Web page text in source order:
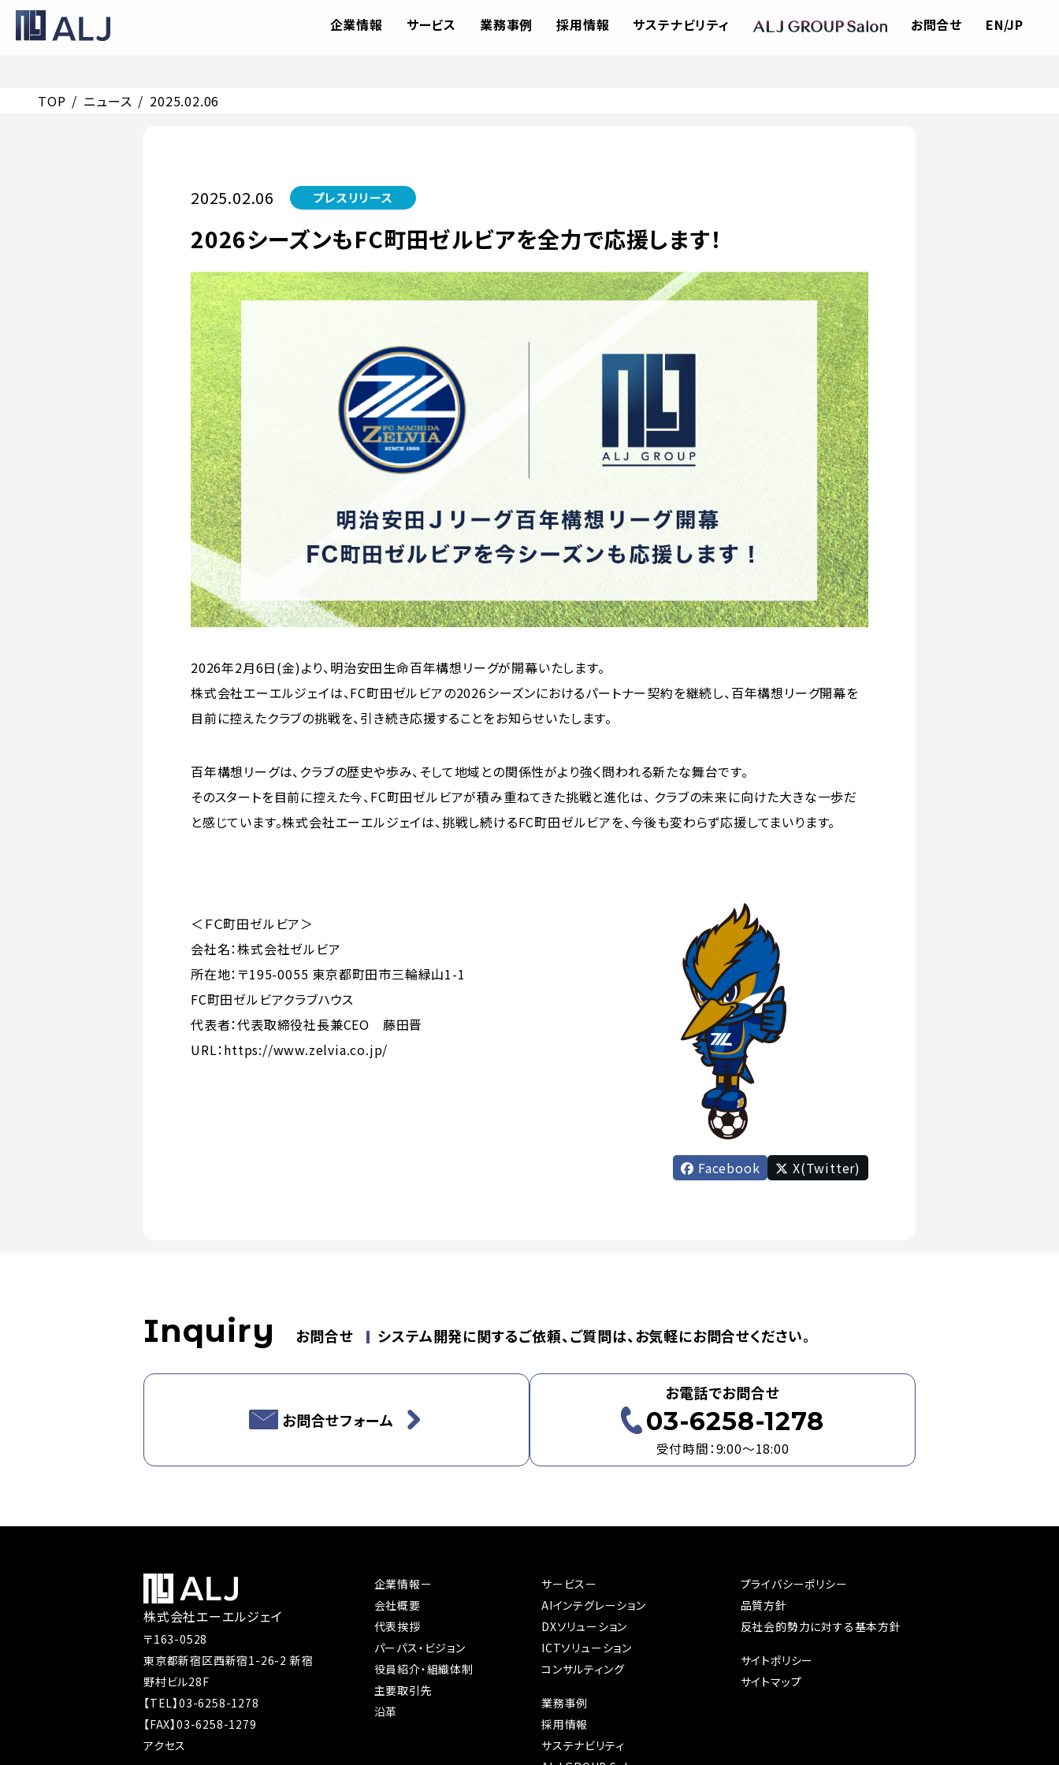
企業情報 サービス 業務事例 採用情報 サステナビリティ お問合せ EN/JP
TOP ニュース 2025.02.06
2025.02.06 プレスリリース
2026シーズンもFC町田ゼルビアを全力で応援します！
2026年2月6日(金)より、明治安田生命百年構想リーグが開幕いたします。
株式会社エーエルジェイは、FC町田ゼルビアの2026シーズンにおけるパートナー契約を継続し、百年構想リーグ開幕を
目前に控えたクラブの挑戦を、引き続き応援することをお知らせいたします。
百年構想リーグは、クラブの歴史や歩み、そして地域との関係性がより強く問われる新たな舞台です。
そのスタートを目前に控えた今、FC町田ゼルビアが積み重ねてきた挑戦と進化は、 クラブの未来に向けた大きな一歩だ
と感じています。株式会社エーエルジェイは、挑戦し続けるFC町田ゼルビアを、今後も変わらず応援してまいります。
＜ＦＣ町田ゼルビア＞
会社名：株式会社ゼルビア
所在地：〒195-0055 東京都町田市三輪緑山1-1
FC町田ゼルビアクラブハウス
代表者：代表取締役社長兼CEO 藤田晋
URL：https://www.zelvia.co.jp/
Facebook X(Twitter)
Inquiry お問合せ システム開発に関するご依頼、ご質問は、お気軽にお問合せください。
お問合せフォーム
お電話でお問合せ
03-6258-1278
受付時間：9:00～18:00
株式会社エーエルジェイ
〒163-0528
東京都新宿区西新宿1-26-2 新宿
野村ビル28F
【TEL】03-6258-1278
【FAX】03-6258-1279
アクセス
企業情報ー
会社概要
代表挨拶
パーパス・ビジョン
役員紹介・組織体制
主要取引先
沿革
サービスー
AIインテグレーション
DXソリューション
ICTソリューション
コンサルティング
業務事例
採用情報
サステナビリティ
プライバシーポリシー
品質方針
反社会的勢力に対する基本方針
サイトポリシー
サイトマップ